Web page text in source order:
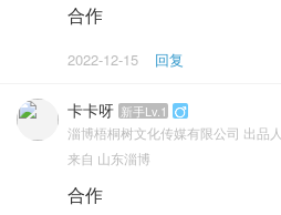
合作
2022-12-15 回复
卡卡呀 新手Lv.1 
淄博梧桐树文化传媒有限公司 出品人
来自 山东淄博
合作